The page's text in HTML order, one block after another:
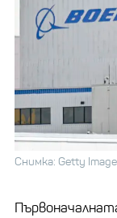
Снимка: Getty